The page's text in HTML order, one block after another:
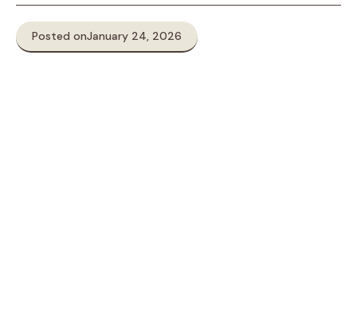
Posted onJanuary 24, 2026